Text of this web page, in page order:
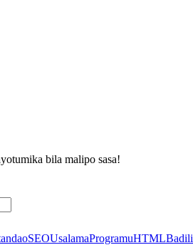
bila malipo sasa!
SEOUsalamaProgramuHTML